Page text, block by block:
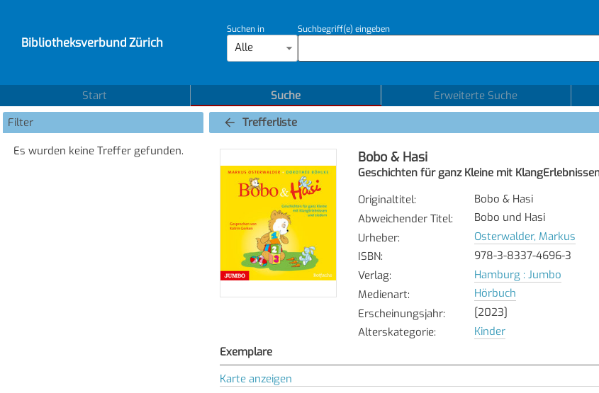
Bibliotheksverbund Zürich
Suchen in
Alle
Suchbegriff(e) eingeben
Start Suche Erweiterte Suche
Filter
Es wurden keine Treffer gefunden.
Trefferliste
Bobo & Hasi
Geschichten für ganz Kleine mit
Originaltitel:
Bobo & Hasi
Abweichender Titel:
Bobo und Hasi
Urheber:
Osterwalder, Markus
ISBN:
978-3-8337-4696-3
Verlag:
Hamburg : Jumbo
Medienart:
Hörbuch
Erscheinungsjahr:
[2023]
Alterskategorie: Kinder
Exemplare
Karte anzeigen